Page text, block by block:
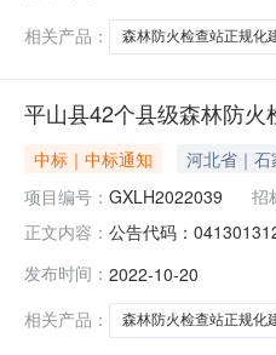
县42个县级
相关产品：
森林防火检查站正规化
平山县42个县级森林防
中标｜中标通知
河北省｜
项目编号： GXLH2022039 招
正文内容： 公告代码：
2022-10-20采购项目
发布时间： 2022-10-20
相关产品：
森林防火检查站正规化